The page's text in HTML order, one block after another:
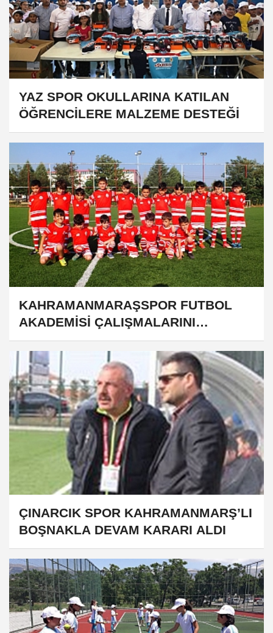
YAZ SPOR OKULLARINA KATILAN
ÖĞRENCİLERE MALZEME DESTEĞİ
KAHRAMANMARAŞSPOR FUTBOL
AKADEMİSİ ÇALIŞMALARINI
ARALIKSIZ SÜRDÜRÜYOR
ÇINARCIK SPOR KAHRAMANMARŞ’LI
BOŞNAKLA DEVAM KARARI ALDI